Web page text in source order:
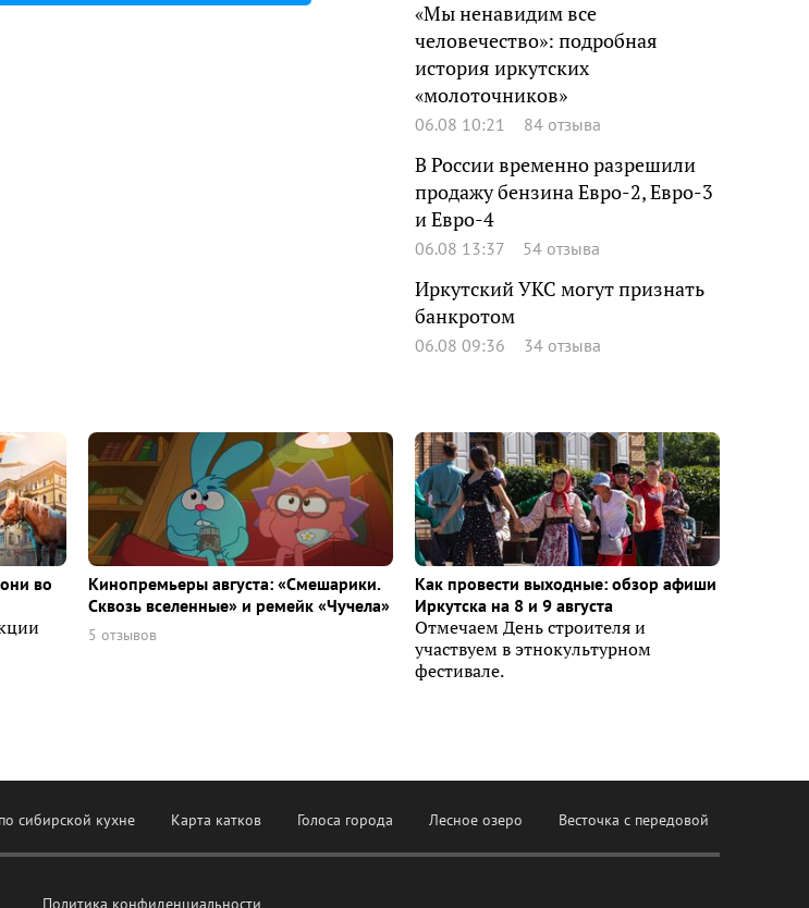
«Мы ненавидим все
человечество»: подробная
история иркутских
«молоточников»
06.08 10:21 84 отзыва
В России временно разрешили
продажу бензина Евро-2, Евро-3
и Евро-4
06.08 13:37 54 отзыва
Иркутский УКС могут признать
банкротом
06.08 09:36 34 отзыва
во
Кинопремьеры августа: «Смешарики.
Сквозь вселенные» и ремейк «Чучела»
5 отзывов
Как провести выходные: обзор афиши
Иркутска на 8 и 9 августа
Отмечаем День строителя и
участвуем в этнокультурном
фестивале.
сибирской кухне Карта катков Голоса города Лесное озеро Весточка с передовой
Политика конфиденциальности